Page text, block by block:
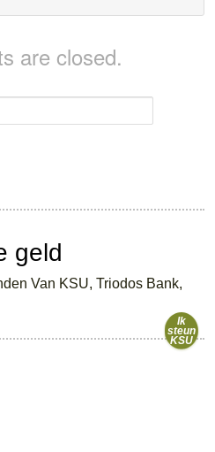
are closed.
geld
Van KSU, Triodos Bank,
Ik
steun
KSU